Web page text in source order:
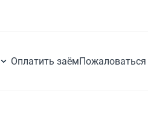
Оплатить заёмПожаловаться